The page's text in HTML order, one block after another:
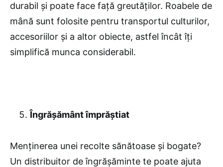
durabil și poate face față greutăților. Roabele de
mână sunt folosite pentru transportul culturilor,
accesoriilor și a altor obiecte, astfel încât îți
simplifică munca considerabil.
Îngrășământ împrăștiat
Menținerea unei recolte sănătoase și bogate?
Un distribuitor de îngrășăminte te poate ajuta